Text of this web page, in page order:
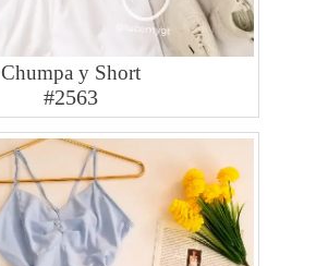
Chumpa y Short
#2563